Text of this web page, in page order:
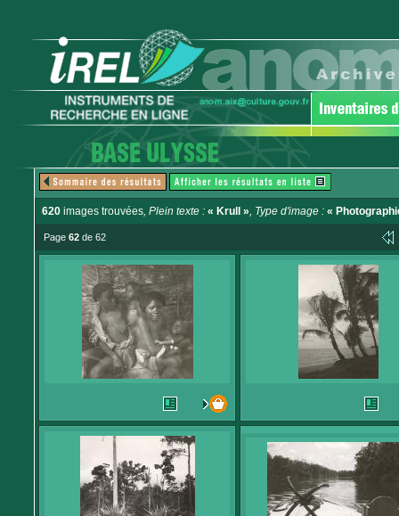
620 images trouvées, Plein texte : « Krull », Type d'image : «
Page 62 de 62